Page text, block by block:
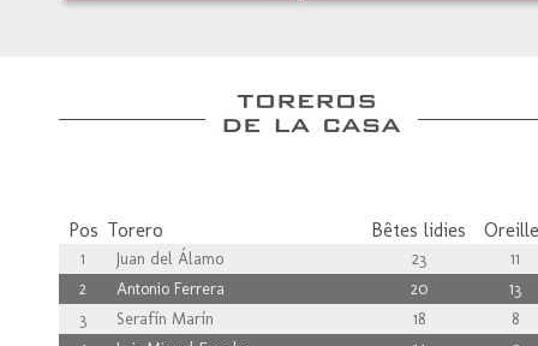
Pos Torero Bêtes lidies
1 Juan del Álamo 23
11
2
Antonio Ferrera 20
13
3
Serafín Marín 18
8